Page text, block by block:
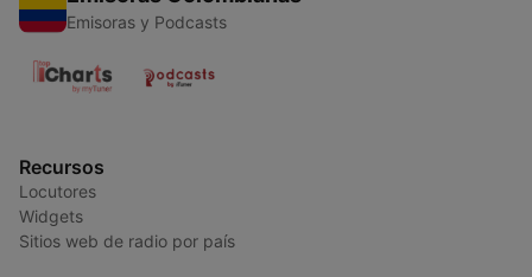
Emisoras y Podcasts
Recursos
Locutores
Widgets
Sitios web de radio por país